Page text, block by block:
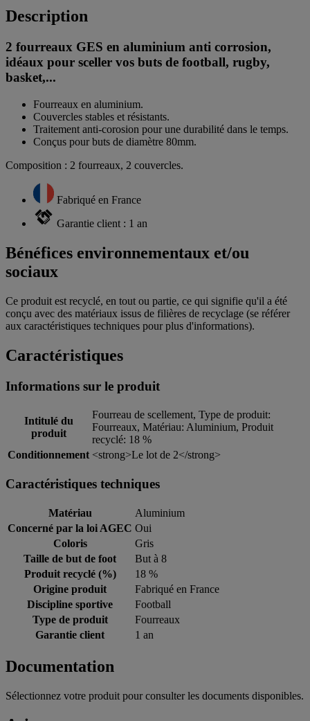
Description
2 fourreaux GES en aluminium anti corrosion,
idéaux pour sceller vos buts de football, rugby,
basket,...
Fourreaux en aluminium.
Couvercles stables et résistants.
Traitement anti-corosion pour une durabilité dans le temps.
Conçus pour buts de diamètre 80mm.
Composition : 2 fourreaux, 2 couvercles.
Fabriqué en France
Garantie client : 1 an
Bénéfices environnementaux et/ou
sociaux
Ce produit est recyclé, en tout ou partie, ce qui signifie qu'il a été
conçu avec des matériaux issus de filières de recyclage (se référer
aux caractéristiques techniques pour plus d'informations).
Caractéristiques
Informations sur le produit
Intitulé du
produit
Fourreau de scellement, Type de produit:
Fourreaux, Matériau: Aluminium, Produit
recyclé: 18 %
Conditionnement <strong>Le lot de 2</strong>
Caractéristiques techniques
Matériau
Aluminium
Concerné par la loi AGEC Oui
Coloris
Gris
Taille de but de foot
But à 8
Produit recyclé (%)
18 %
Origine produit
Fabriqué en France
Discipline sportive
Football
Type de produit
Fourreaux
Garantie client
1 an
Documentation
Sélectionnez votre produit pour consulter les documents disponibles.